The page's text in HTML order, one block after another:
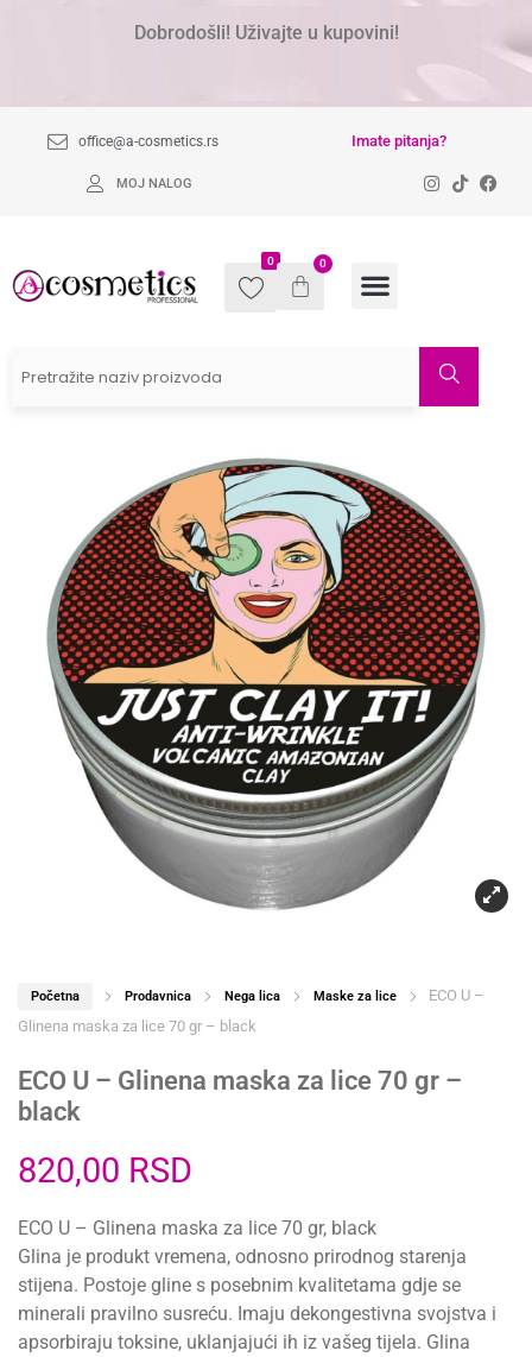
Dobrodošli! Uživajte u kupovini!
office@a-cosmetics.rs Imate pitanja?
MOJ NALOG
0 0
Početna Prodavnica Nega lica Maske za lice
ECO U –
Glinena maska za lice 70 gr – black
ECO U – Glinena maska za lice 70 gr –
black
820,00 RSD
ECO U – Glinena maska za lice 70 gr, black
Glina je produkt vremena, odnosno prirodnog starenja
stijena. Postoje gline s posebnim kvalitetama gdje se
minerali pravilno susreću. Imaju dekongestivna svojstva i
apsorbiraju toksine, uklanjajući ih iz vašeg tijela. Glina